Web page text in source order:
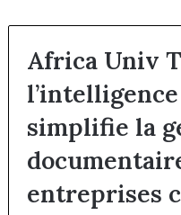
Africa Univ
simplifie la
entreprises